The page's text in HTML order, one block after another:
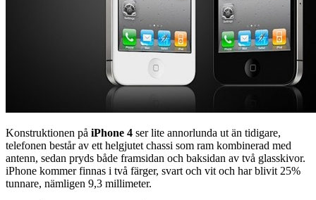
Konstruktionen på iPhone 4 ser lite annorlunda ut än tidigare,
telefonen består av ett helgjutet chassi som ram kombinerad med
antenn, sedan pryds både framsidan och baksidan av två glasskivor.
iPhone kommer finnas i två färger, svart och vit och har blivit 25%
tunnare, nämligen 9,3 millimeter.